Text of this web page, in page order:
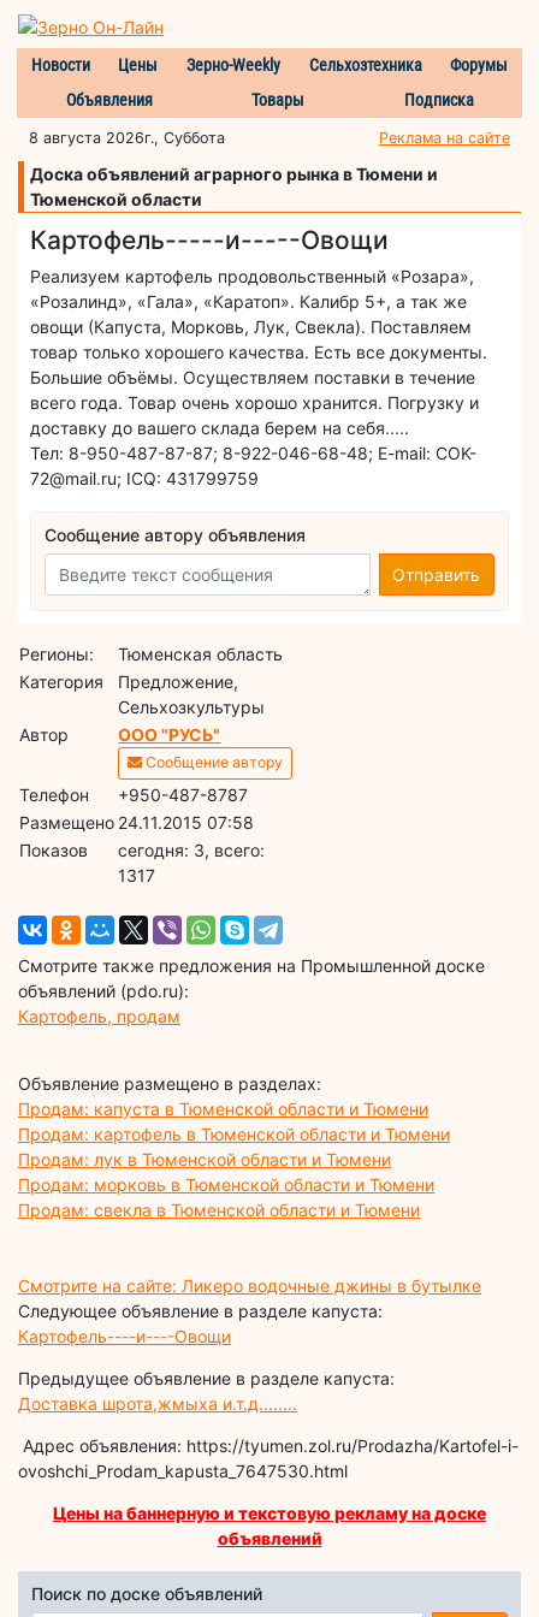
Новости Цены Зерно-Weekly Сельхозтехника
Форумы
Объявления
Товары Подписка
8 августа 2026г., Суббота Реклама на сайте
Доска объявлений аграрного рынка в Тюмени и
Тюменской области
Картофель-----и-----Овощи
Реализуем картофель продовольственный «Розара»,
«Розалинд», «Гала», «Каратоп». Калибр 5+, а так же
овощи (Капуста, Морковь, Лук, Свекла). Поставляем
товар только хорошего качества. Есть все документы.
Большие объёмы. Осуществляем поставки в течение
всего года. Товар очень хорошо хранится. Погрузку и
доставку до вашего склада берем на себя.....
Тел: 8-950-487-87-87; 8-922-046-68-48; E-mail: COK-
72@mail.ru; ICQ: 431799759
Сообщение автору объявления
Отправить
Регионы:
Тюменская область
Категория
Предложение,
Сельхозкультуры
Автор
ООО "РУСЬ"
Сообщение автору
Телефон
+950-487-8787
Размещено 24.11.2015 07:58
Показов
cегодня: 3, всего:
1317
Смотрите также предложения на Промышленной доске
объявлений (pdo.ru):
Картофель, продам
Объявление размещено в разделах:
Продам: капуста в Тюменской области и Тюмени
Продам: картофель в Тюменской области и Тюмени
Продам: лук в Тюменской области и Тюмени
Продам: морковь в Тюменской области и Тюмени
Продам: свекла в Тюменской области и Тюмени
Смотрите на сайте: Ликеро водочные джины в бутылке
Следующее объявление в разделе капуста:
Картофель----и----Овощи
Предыдущее объявление в разделе капуста:
Доставка шрота,жмыха и.т.д........
Адрес объявления: https://tyumen.zol.ru/Prodazha/Kartofel-i-
ovoshchi_Prodam_kapusta_7647530.html
Цены на баннерную и текстовую рекламу на доске
объявлений
Поиск по доске объявлений